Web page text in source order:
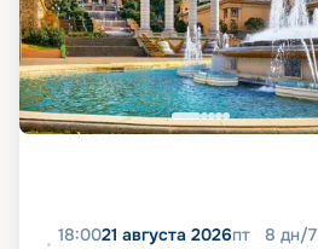
18:0021 августа 2026пт 8 дн/7